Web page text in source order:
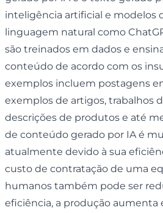
inteligência artificial e modelos
linguagem natural como
são treinados em dados e
conteúdo de acordo com os
exemplos incluem postagens
exemplos de artigos, trabalhos
descrições de produtos e até
de conteúdo gerado por IA é
atualmente devido à sua
custo de contratação de uma
humanos também pode ser
eficiência, a produção aumenta